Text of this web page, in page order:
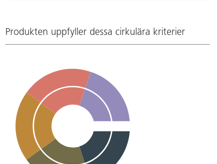
Produkten uppfyller dessa cirkulära kriterier